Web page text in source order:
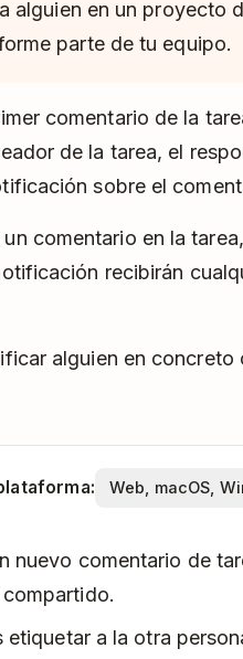
alguien en un proyecto
parte de tu equipo.
comentario de la
de la tarea, el
sobre el
comentario en la
recibirán
alguien en
nuevo comentario de
etiquetar a la otra